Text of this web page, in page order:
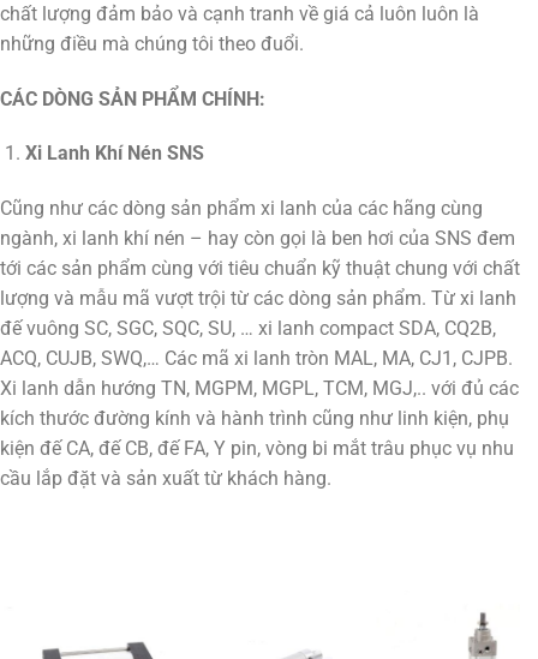
chất lượng đảm bảo và cạnh tranh về giá cả luôn luôn là
những điều mà chúng tôi theo đuổi.
CÁC DÒNG SẢN PHẨM CHÍNH:
Xi Lanh Khí Nén SNS
Cũng như các dòng sản phẩm xi lanh của các hãng cùng
ngành, xi lanh khí nén – hay còn gọi là ben hơi của SNS đem
tới các sản phẩm cùng với tiêu chuẩn kỹ thuật chung với chất
lượng và mẫu mã vượt trội từ các dòng sản phẩm. Từ xi lanh
đế vuông SC, SGC, SQC, SU, … xi lanh compact SDA, CQ2B,
ACQ, CUJB, SWQ,… Các mã xi lanh tròn MAL, MA, CJ1, CJPB.
Xi lanh dẫn hướng TN, MGPM, MGPL, TCM, MGJ,.. với đủ các
kích thước đường kính và hành trình cũng như linh kiện, phụ
kiện đế CA, đế CB, đế FA, Y pin, vòng bi mắt trâu phục vụ nhu
cầu lắp đặt và sản xuất từ khách hàng.